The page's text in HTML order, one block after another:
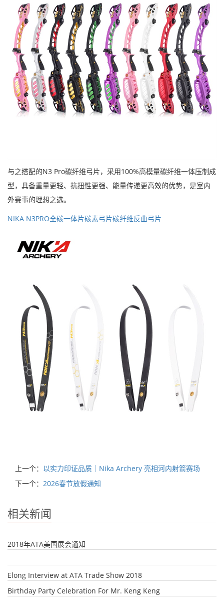
与之搭配的N3 Pro碳纤维弓片，采用100%高模量碳纤维一体压制成
型，具备重量更轻、抗扭性更强、能量传递更高效的优势，是室内
外赛事的理想之选。
NIKA N3PRO全碳一体片碳素弓片碳纤维反曲弓片
上一个： 以实力印证品质｜Nika Archery 亮相河内射箭赛场
下一个： 2026春节放假通知
相关新闻
2018年ATA美国展会通知
Elong Interview at ATA Trade Show 2018
Birthday Party Celebration For Mr. Keng Keng